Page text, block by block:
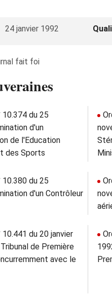
24 janvier 1992
fait foi
10.374 du 25
d'un
de l'Education
des Sports
10.380 du 25
d'un Contrôleur
10.441 du 20 janvier
de Première
avec le